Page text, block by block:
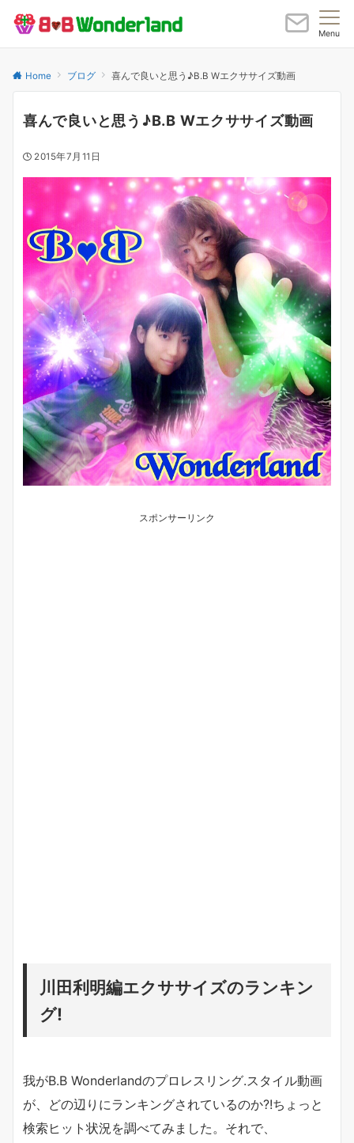
Menu
Home ブログ 喜んで良いと思う♪B.B Wエクササイズ動画
喜んで良いと思う♪B.B Wエクササイズ動画
2015年7月11日
スポンサーリンク
川田利明編エクササイズのランキン
グ!
我がB.B Wonderlandのプロレスリング.スタイル動画
が、どの辺りにランキングされているのか?!ちょっと
検索ヒット状況を調べてみました。それで、